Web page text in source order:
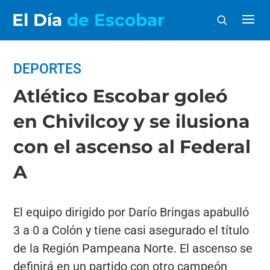
El Día de Escobar
DEPORTES
Atlético Escobar goleó
en Chivilcoy y se ilusiona
con el ascenso al Federal
A
El equipo dirigido por Darío Bringas apabulló
3 a 0 a Colón y tiene casi asegurado el título
de la Región Pampeana Norte. El ascenso se
definirá en un partido con otro campeón